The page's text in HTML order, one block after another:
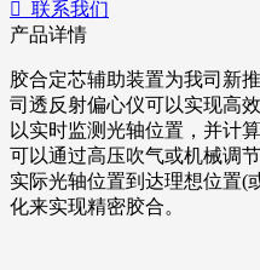
 联系我们
产品详情
胶合定芯辅助装置为我司新
司透反射偏心仪可以实现高
以实时监测光轴位置，并计
可以通过高压吹气或机械调
实际光轴位置到达理想位置(
化来实现精密胶合。